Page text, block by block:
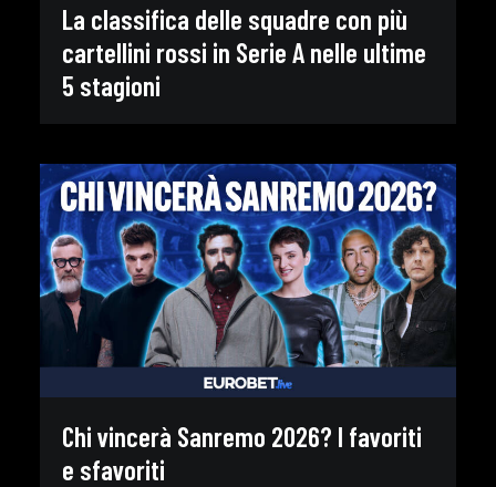
La classifica delle squadre con più
cartellini rossi in Serie A nelle ultime
5 stagioni
Chi vincerà Sanremo 2026? I favoriti
e sfavoriti